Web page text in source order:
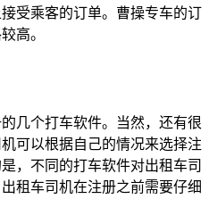
受乘客的订单。曹操专车的订
高。
几个打车软件。当然，还有很
可以根据自己的情况来选择注
，不同的打车软件对出租车司
租车司机在注册之前需要仔细